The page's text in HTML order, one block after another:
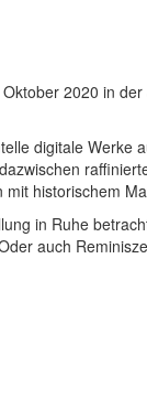
2020 in
digitale Werke
historischem
in Ruhe
auch